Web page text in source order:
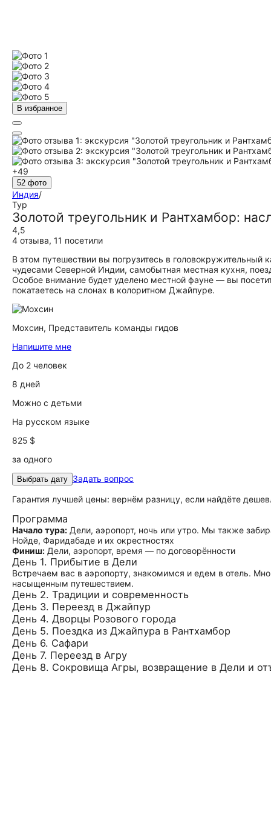
В избранное
+49
52 фото
Индия/
Тур
Золотой треугольник и Рантхамбор:
4,5
4 отзыва, 11 посетили
В этом путешествии вы погрузитесь в головокружительный
чудесами Северной Индии, самобытная местная кухня,
Особое внимание будет уделено местной фауне — вы
покатаетесь на слонах в колоритном Джайпуре.
Мохсин, Представитель команды гидов
Напишите мне
До 2 человек
8 дней
Можно с детьми
На русском языке
825 $
за одного
Выбрать дату Задать вопрос
Гарантия лучшей цены: вернём разницу, если найдёте
Программа
Начало тура: Дели, аэропорт, ночь или утро. Мы также
Нойде, Фаридабаде и их окрестностях
Финиш: Дели, аэропорт, время — по договорённости
День 1. Прибытие в Дели
Встречаем вас в аэропорту, знакомимся и едем в отель.
насыщенным путешествием.
День 2. Традиции и современность
День 3. Переезд в Джайпур
День 4. Дворцы Розового города
День 5. Поездка из Джайпура в Рантхамбор
День 6. Сафари
День 7. Переезд в Агру
День 8. Сокровища Агры, возвращение в Дели и